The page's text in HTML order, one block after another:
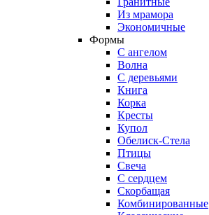
Из мрамора
Экономичные
Формы
С ангелом
Волна
С деревьями
Книга
Корка
Кресты
Купол
Обелиск-Стела
Птицы
Свеча
С сердцем
Скорбащая
Комбинированные